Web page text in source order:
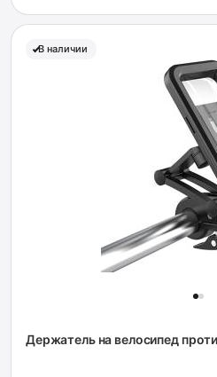
В наличии
Держатель на велосипед